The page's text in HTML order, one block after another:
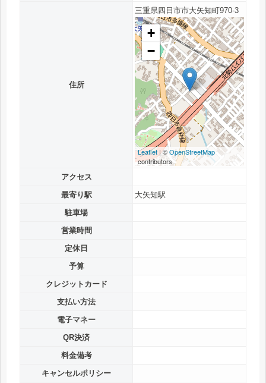
住所
三重県四日市市大矢知町970-3
+
−
Leaflet | ©OpenStreetMap
contributors
アクセス
最寄り駅
大矢知駅
駐車場
営業時間
定休日
予算
クレジットカード
支払い方法
電子マネー
QR決済
料金備考
キャンセルポリシー